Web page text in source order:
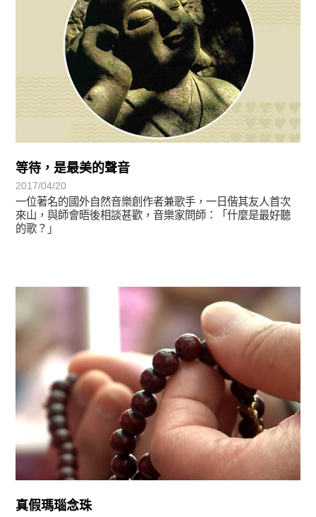
等待，是最美的聲音
2017/04/20
一位著名的國外自然音樂創作者兼歌手，一日偕其友人首次
來山，與師會晤後相談甚歡，音樂家問師：「什麼是最好聽
的歌？」
真假瑪瑙念珠
禪師與我